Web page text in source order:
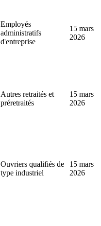
Employés
administratifs
d'entreprise
15 mars
2026
Autres retraités et
préretraités
15 mars
2026
Ouvriers qualifiés de
type industriel
15 mars
2026